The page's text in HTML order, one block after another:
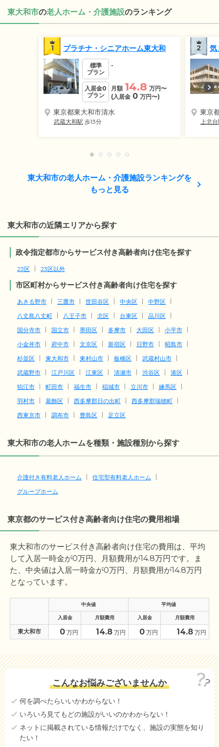
東大和市の老人ホーム・介護施設のランキング
1 プラチナ・シニアホーム東大和
標準
プラン
-
入居金0
プラン
月額 14.8 万円〜
(入居金 0 万円〜)
東京都東大和市清水
武蔵大和駅 歩13分
2 気
東京
上北
東大和市の老人ホーム・介護施設ランキングを
もっと見る
東大和市の近隣エリアから探す
政令指定都市からサービス付き高齢者向け住宅を探す
23区 23区以外
市区町村からサービス付き高齢者向け住宅を探す
あきる野市 三鷹市 世田谷区 中央区
中野区
八丈島八丈町
八王子市 北区 台東区
品川区
国分寺市
国立市 墨田区 多摩市 大田区
小平市
小金井市
府中市 文京区 新宿区 日野市
昭島市
杉並区
東大和市 東村山市 板橋区
武蔵村山市
武蔵野市
江戸川区 江東区 清瀬市 渋谷区
港区
狛江市
町田市 福生市 稲城市 立川市
練馬区
羽村市
葛飾区 西多摩郡日の出町
西多摩郡瑞穂町
西東京市
調布市 豊島区 足立区
東大和市の老人ホームを種類・施設種別から探す
介護付き有料老人ホーム
住宅型有料老人ホーム
グループホーム
東京都のサービス付き高齢者向け住宅の費用相場
東大和市のサービス付き高齢者向け住宅の費用は、平均
して入居一時金が0万円、月額費用が14.8万円です。ま
た、中央値は入居一時金が0万円、月額費用が14.8万円
となっています。
中央値 平均値
入居金 月額費用 入居金 月額費用
東大和市 0 万円 14.8 万円 0 万円 14.8 万円
こんなお悩みございませんか
何を調べたらいいかわからない！
いろいろ見てもどの施設がいいのかわからない！
ネットに掲載されている情報だけでなく、施設の実態を知り
たい！